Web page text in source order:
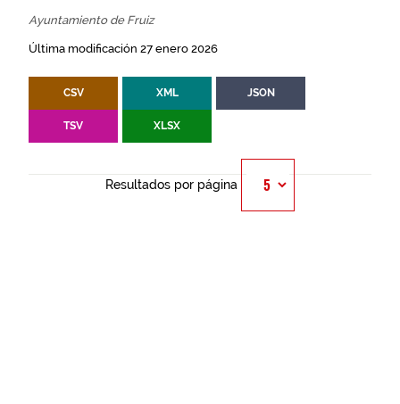
Ayuntamiento de Fruiz
Última modificación 27 enero 2026
CSV XML JSON
TSV XLSX
Resultados por página